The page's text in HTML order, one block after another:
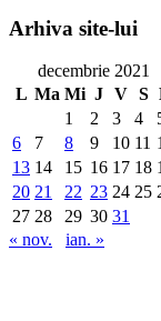
Arhiva site-lui
decembrie 2021
L Ma Mi J V S
1
2 3 4
6
7 8 9 10 11
13 14 15 16 17 18
20 21 22 23 24 25
27 28 29 30 31
« nov.
ian. »